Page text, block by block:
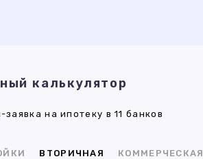
калькулятор
на ипотеку в 11 банков
ВТОРИЧНАЯ КОММЕРЧЕСКАЯ